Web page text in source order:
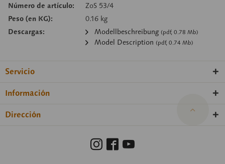
Número de artículo:
ZoS 53/4
Peso (en KG):
0.16 kg
Descargas:
Modellbeschreibung (pdf, 0.78 Mb)
Model Description (pdf, 0.74 Mb)
Servicio
Información
Dirección